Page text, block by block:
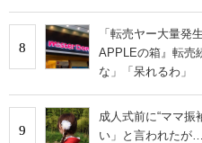
8
「転売ヤー大量
APPLEの箱』転
な」「呆れるわ」
9
成人式前に“ママ
い」と言われた